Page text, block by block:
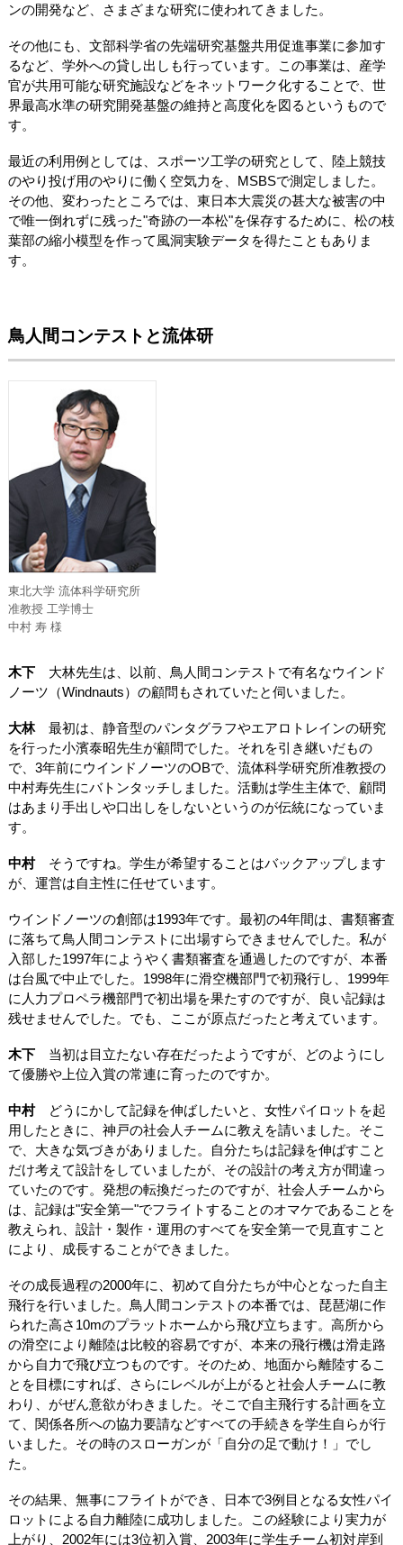
ンの開発など、さまざまな研究に使われてきました。
その他にも、文部科学省の先端研究基盤共用促進事業に参加す
るなど、学外への貸し出しも行っています。この事業は、産学
官が共用可能な研究施設などをネットワーク化することで、世
界最高水準の研究開発基盤の維持と高度化を図るというもので
す。
最近の利用例としては、スポーツ工学の研究として、陸上競技
のやり投げ用のやりに働く空気力を、MSBSで測定しました。
その他、変わったところでは、東日本大震災の甚大な被害の中
で唯一倒れずに残った"奇跡の一本松"を保存するために、松の枝
葉部の縮小模型を作って風洞実験データを得たこともありま
す。
鳥人間コンテストと流体研
東北大学 流体科学研究所
准教授 工学博士
中村 寿 様
木下大林先生は、以前、鳥人間コンテストで有名なウインド
ノーツ（Windnauts）の顧問もされていたと伺いました。
大林最初は、静音型のパンタグラフやエアロトレインの研究
を行った小濱泰昭先生が顧問でした。それを引き継いだもの
で、3年前にウインドノーツのOBで、流体科学研究所准教授の
中村寿先生にバトンタッチしました。活動は学生主体で、顧問
はあまり手出しや口出しをしないというのが伝統になっていま
す。
中村そうですね。学生が希望することはバックアップします
が、運営は自主性に任せています。
ウインドノーツの創部は1993年です。最初の4年間は、書類審査
に落ちて鳥人間コンテストに出場すらできませんでした。私が
入部した1997年にようやく書類審査を通過したのですが、本番
は台風で中止でした。1998年に滑空機部門で初飛行し、1999年
に人力プロペラ機部門で初出場を果たすのですが、良い記録は
残せませんでした。でも、ここが原点だったと考えています。
木下当初は目立たない存在だったようですが、どのようにし
て優勝や上位入賞の常連に育ったのですか。
中村どうにかして記録を伸ばしたいと、女性パイロットを起
用したときに、神戸の社会人チームに教えを請いました。そこ
で、大きな気づきがありました。自分たちは記録を伸ばすこと
だけ考えて設計をしていましたが、その設計の考え方が間違っ
ていたのです。発想の転換だったのですが、社会人チームから
は、記録は"安全第一"でフライトすることのオマケであることを
教えられ、設計・製作・運用のすべてを安全第一で見直すこと
により、成長することができました。
その成長過程の2000年に、初めて自分たちが中心となった自主
飛行を行いました。鳥人間コンテストの本番では、琵琶湖に作
られた高さ10mのプラットホームから飛び立ちます。高所から
の滑空により離陸は比較的容易ですが、本来の飛行機は滑走路
から自力で飛び立つものです。そのため、地面から離陸するこ
とを目標にすれば、さらにレベルが上がると社会人チームに教
わり、がぜん意欲がわきました。そこで自主飛行する計画を立
て、関係各所への協力要請などすべての手続きを学生自らが行
いました。その時のスローガンが「自分の足で動け！」でし
た。
その結果、無事にフライトができ、日本で3例目となる女性パイ
ロットによる自力離陸に成功しました。この経験により実力が
上がり、2002年には3位初入賞、2003年に学生チーム初対岸到